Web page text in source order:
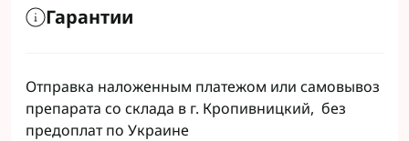
Гарантии
Отправка наложенным платежом или самовывоз
препарата со склада в г. Кропивницкий, без
предоплат по Украине